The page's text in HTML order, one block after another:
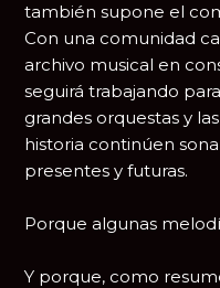
también supone el
Con una comunidad
archivo musical en
seguirá trabajando
grandes orquestas y
historia continúen
presentes y futuras.
Porque algunas
Y porque, como